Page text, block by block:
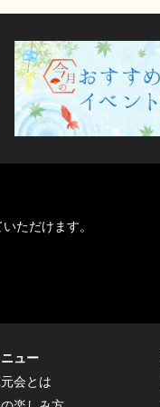
ただけます。
ュー
会とは